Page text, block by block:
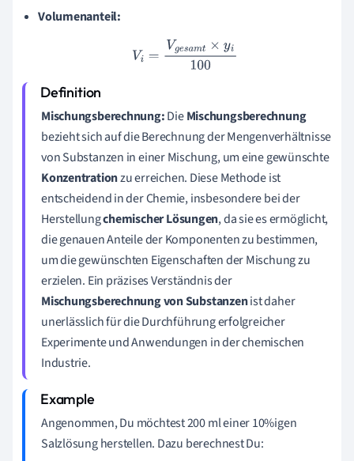
Volumenanteil:
V =V esamt×y i100
Mischungsberechnung:DieMischungsberechnung
bezieht sich auf die Berechnung der Mengenverhältnisse
von Substanzen in einer Mischung, um eine gewünschte
Konzentrationzu erreichen. Diese Methode ist
entscheidend in der Chemie, insbesondere bei der
Herstellungchemischer Lösungen, da sie es ermöglicht,
die genauen Anteile der Komponenten zu bestimmen,
um die gewünschten Eigenschaften der Mischung zu
erzielen. Ein präzises Verständnis der
Mischungsberechnung von Substanzenist daher
unerlässlich für die Durchführung erfolgreicher
Experimente und Anwendungen in der chemischen
Industrie.
Angenommen, Du möchtest 200 ml einer 10%igen
Salzlösung herstellen. Dazu berechnest Du: